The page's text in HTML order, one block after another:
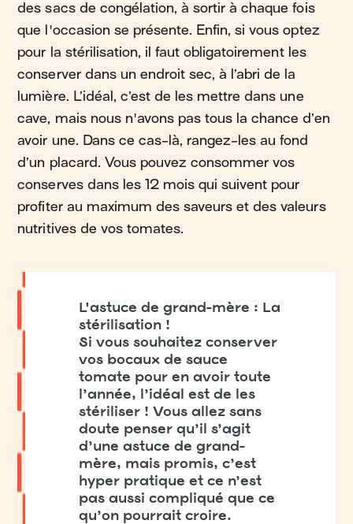
des sacs de congélation, à sortir à chaque fois
que l'occasion se présente. Enfin, si vous optez
pour la stérilisation, il faut obligatoirement les
conserver dans un endroit sec, à l’abri de la
lumière. L’idéal, c’est de les mettre dans une
cave, mais nous n'avons pas tous la chance d’en
avoir une. Dans ce cas-là, rangez-les au fond
d’un placard. Vous pouvez consommer vos
conserves dans les 12 mois qui suivent pour
profiter au maximum des saveurs et des valeurs
nutritives de vos tomates.
L'astuce de grand-mère : La
stérilisation !
Si vous souhaitez conserver
vos bocaux de sauce
tomate pour en avoir toute
l’année, l’idéal est de les
stériliser ! Vous allez sans
doute penser qu’il s’agit
d’une astuce de grand-
mère, mais promis, c’est
hyper pratique et ce n’est
pas aussi compliqué que ce
qu’on pourrait croire.